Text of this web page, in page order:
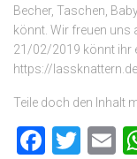
Becher, Taschen,
könnt. Wir freuen uns
21/02/2019 könnt ihr
https://
Teile doch den Inhalt